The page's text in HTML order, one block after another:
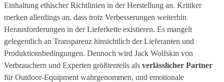
Einhaltung ethischer Richtlinien in der Herstellung an. Kritiker
merken allerdings an, dass trotz Verbesserungen weiterhin
Herausforderungen in der Lieferkette existieren. Es mangelt
gelegentlich an Transparenz hinsichtlich der Lieferanten und
Produktionsbedingungen. Dennoch wird Jack Wolfskin von
Verbrauchern und Experten größtenteils als verlässlicher Partner
für Outdoor-Equipment wahrgenommen, und emotionale